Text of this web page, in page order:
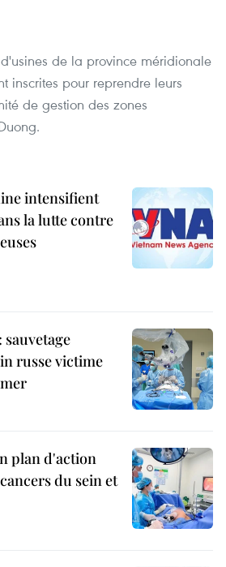
de la province méridionale
inscrites pour reprendre leurs
de gestion des zones
intensifient
la lutte contre
russe victime
plan d'action
du sein et